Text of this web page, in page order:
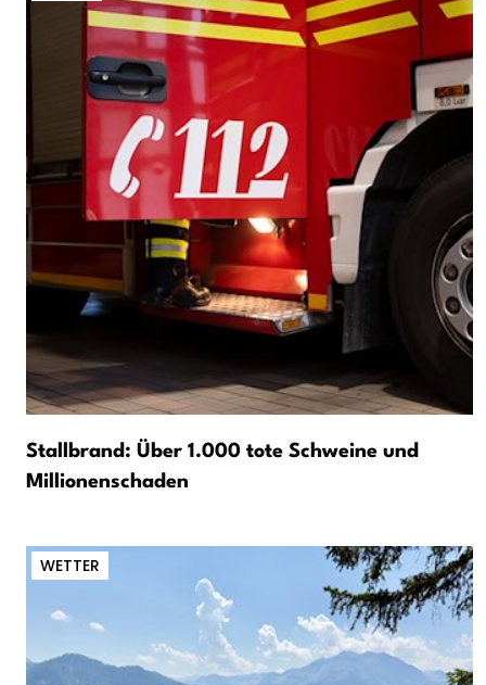
Stallbrand: Über 1.000 tote Schweine und
Millionenschaden
WETTER